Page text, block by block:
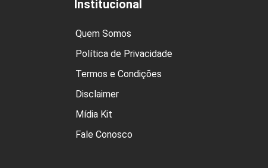
Institucional
Quem Somos
Política de Privacidade
Termos e Condições
Disclaimer
Mídia Kit
Fale Conosco